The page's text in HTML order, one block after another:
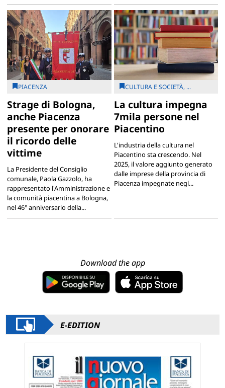
PIACENZA
Strage di Bologna,
anche Piacenza
presente per onorare
il ricordo delle
vittime
La Presidente del Consiglio
comunale, Paola Gazzolo, ha
rappresentato l'Amministrazione e
la comunità piacentina a Bologna,
nel 46° anniversario della...
CULTURA E SOCIETÀ, ...
La cultura impegna
7mila persone nel
Piacentino
L'industria della cultura nel
Piacentino sta crescendo. Nel
2025, il valore aggiunto generato
dalle imprese della provincia di
Piacenza impegnate negl...
Download the app
E-EDITION